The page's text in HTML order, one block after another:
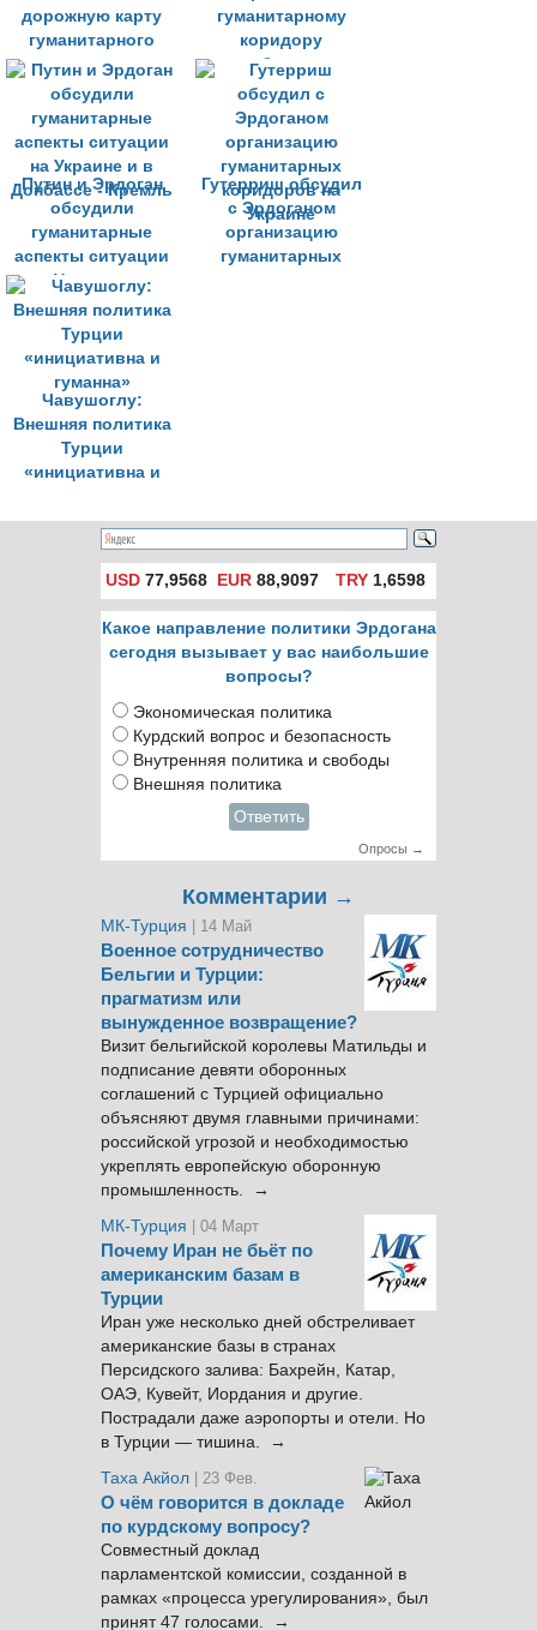
дорожную карту
гуманитарного
коридора,
надеются в Анкаре
гуманитарному
коридору
возобновлен -
Эрдоган
Путин и Эрдоган
обсудили
гуманитарные
аспекты ситуации
на Украине и в
Донбассе - Кремль
Гутерриш обсудил
с Эрдоганом
организацию
гуманитарных
Чавушоглу:
Внешняя политика
Турции
«инициативна и
USD 77,9568 EUR 88,9097 TRY1,6598
Какое направление политики Эрдогана
сегодня вызывает у вас наибольшие
вопросы?
Экономическая политика
Курдский вопрос и безопасность
Внутренняя политика и свободы
Внешняя политика
Ответить
Опросы →
Комментарии →
МК-Турция | 14 Май
Военное сотрудничество
Бельгии и Турции:
прагматизм или
вынужденное возвращение?
Визит бельгийской королевы Матильды и
подписание девяти оборонных
соглашений с Турцией официально
объясняют двумя главными причинами:
российской угрозой и необходимостью
укреплять европейскую оборонную
промышленность. →
МК-Турция
| 04 Март
Почему Иран не бьёт по
американским базам в
Турции
Иран уже несколько дней обстреливает
американские базы в странах
Персидского залива: Бахрейн, Катар,
ОАЭ, Кувейт, Иордания и другие.
Пострадали даже аэропорты и отели. Но
в Турции — тишина. →
Таха Акйол | 23 Фев.
О чём говорится в докладе
по курдскому вопросу?
Совместный доклад
парламентской комиссии, созданной в
рамках «процесса урегулирования», был
принят 47 голосами. →